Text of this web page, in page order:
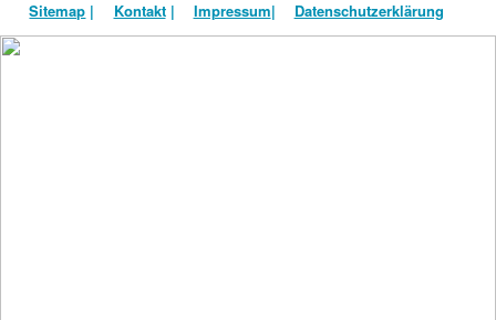
Sitemap | Kontakt| Impressum| Datenschutzerklärung